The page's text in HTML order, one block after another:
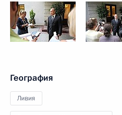
География
Ливия